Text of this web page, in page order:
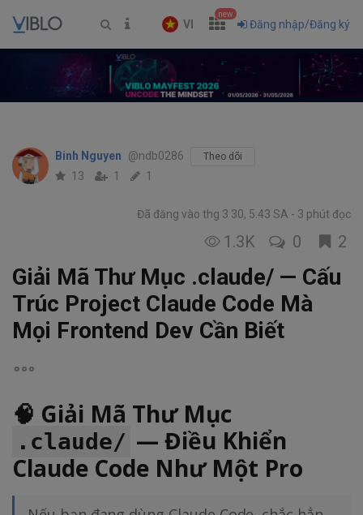
VI
new
Đăng nhập/Đăng ký
Binh Nguyen @ndb0286 Theo dõi
13 1 1
Đã đăng vào thg 3 30, 5:43 SA 3 phút đọc
1.3K 0 2
Giải Mã Thư Mục .claude/ — Cấu
Trúc Project Claude Code Mà
Mọi Frontend Dev Cần Biết
🧠 Giải Mã Thư Mục
.claude/ — Điều Khiển
Claude Code Như Một Pro